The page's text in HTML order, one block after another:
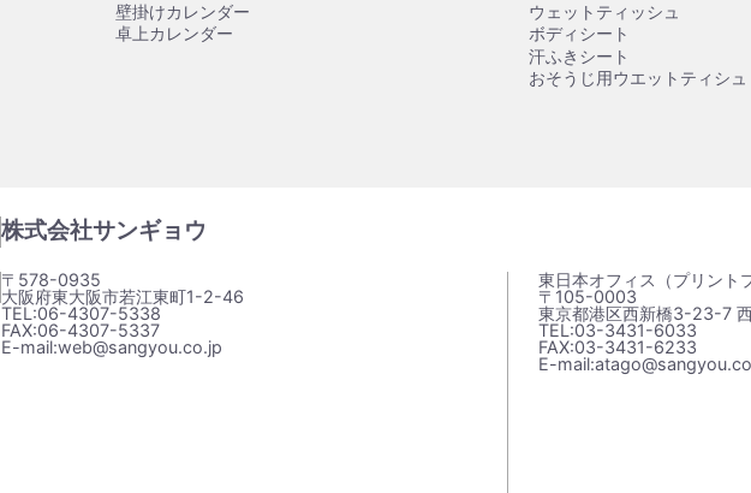
壁掛けカレンダー
卓上カレンダー
ウェットティッシュ
ボディシート
汗ふきシート
おそうじ用ウエットティシュ
株式会社サンギョウ
〒578-0935
大阪府東大阪市若江東町1-2-46
TEL:06-4307-5338
FAX:06-4307-5337
E-mail:web@sangyou.co.jp
東日本オフィス（プリント
〒105-0003
東京都港区西新橋3-23-7
TEL:03-3431-6033
FAX:03-3431-6233
E-